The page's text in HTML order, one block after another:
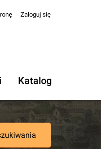
Zaloguj się
Katalog